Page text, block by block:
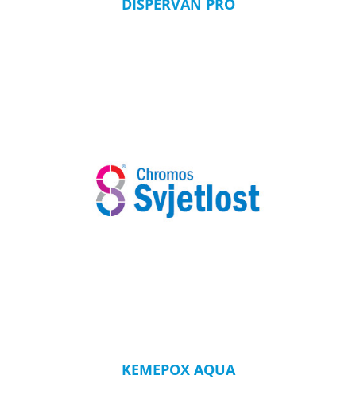
KEMEPOX AQUA